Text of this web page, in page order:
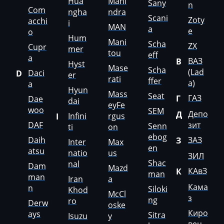
LS
Luxgen
Mack
Madill
Magni
Mahindra
MAN
Manitou
Maserati
MasseyFerguson
Maxus
Com
acchi
o
Cupr
a
D
Daci
a
Dae
woo
DAF
Daih
atsu
Dam
man
n
Derw
ays
ngha
i
Hum
mer
Hyst
er
Hyun
dai
I
Infini
ti
Inter
natio
nal
Iran
Khod
ro
Isuzu
ndra
MAN
Mani
tou
Mase
rati
Mass
eyFe
rgus
on
Max
us
Mazd
a
McCl
oske
y
Sany
Scani
a
Scha
eff
Scha
ffer
Seat
SEM
Senn
ebog
en
Shac
man
Siloki
ng
Sitra
n
Zoty
e
ZX
В
ВАЗ
(Lad
a)
Г
ГАЗ
Д Депо
зит
З
ЗАЗ
ЗИЛ
К
КАвЗ
Кама
з
Киро